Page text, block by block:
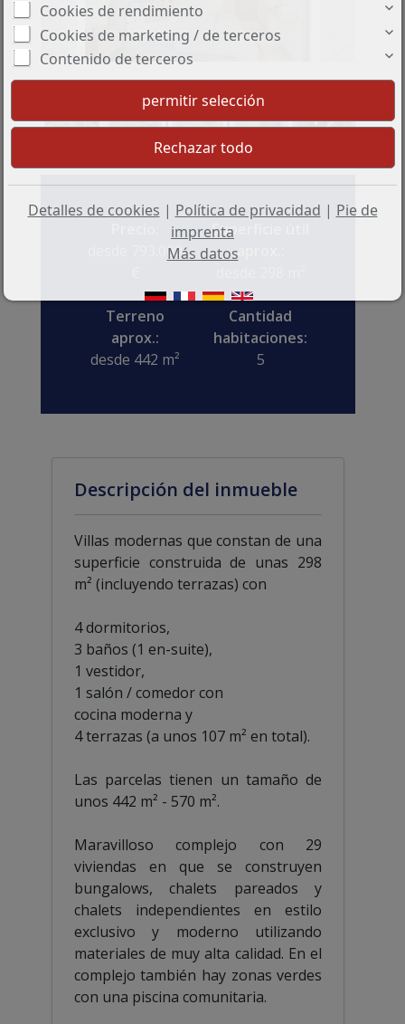
+2
desde 793.000
Superficie útil
aprox.:
Terreno
aprox.:
desde 442 m²
Cantidad
habitaciones:
5
Descripción del inmueble
Villas modernas que constan de una
superficie construida de unas 298
m² (incluyendo terrazas) con
4 dormitorios,
3 baños (1 en-suite),
1 vestidor,
1 salón / comedor con
cocina moderna y
4 terrazas (a unos 107 m² en total).
Las parcelas tienen un tamaño de
unos 442 m² - 570 m².
Maravilloso complejo con 29
viviendas en que se construyen
bungalows, chalets pareados y
chalets independientes en estilo
exclusivo y moderno utilizando
materiales de muy alta calidad. En el
complejo también hay zonas verdes
con una piscina comunitaria.
Cookies de rendimiento
Cookies de marketing / de terceros
Contenido de terceros
Detalles de cookies | Política de privacidad | Pie de
imprenta
Más datos